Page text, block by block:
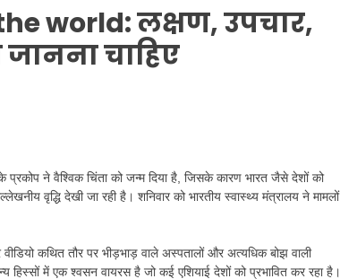
world: लक्षण, उपचार,
चाहिए
प्रकोप ने वैश्विक चिंता को जन्म दिया है, जिसके कारण भारत जैसे देशों को
वृद्धि देखी जा रही है। शनिवार को भारतीय स्वास्थ्य मंत्रालय ने मामलों
कथित तौर पर भीड़भाड़ वाले अस्पतालों और अत्यधिक बोझ वाली
हिस्सों में एक श्वसन वायरस है जो कई एशियाई देशों को प्रभावित कर रहा है।